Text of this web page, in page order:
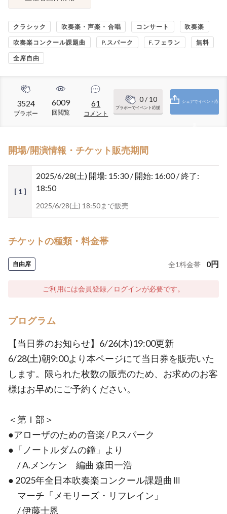
クラシック 吹奏楽・声楽・合唱 コンサート 吹奏楽
吹奏楽コンクール課題曲 P.スパーク F.フェラン 無料
全席自由
3524
ブラボー
6009
回閲覧
61
コメント
0/ 10
ブラボーでイベント応援
シェアでイベント応
開場/開演情報・チケット販売期間
[ 1 ]
2025/6/28(土) 開場: 15:30 / 開始: 16:00 / 終了:
18:50
2025/6/28(土) 18:50まで販売
チケットの種類・料金帯
自由席 全1料金帯 0円
ご利用には会員登録／ログインが必要です。
プログラム
【当日券のお知らせ】6/26(木)19:00更新
6/28(土)朝9:00より本ページにて当日券を販売いた
します。限られた枚数の販売のため、お求めのお客
様はお早めにご予約ください。
＜第Ｉ部＞
●アローザのための音楽 / P.スパーク
●「ノートルダムの鐘」より
/ A.メンケン 編曲 森田一浩
● 2025年全日本吹奏楽コンクール課題曲Ⅲ
マーチ「メモリーズ・リフレイン」
/ 伊藤士恩